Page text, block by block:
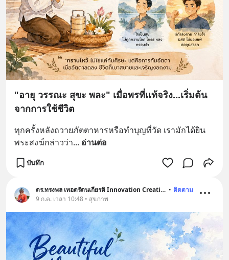
"อายุ วรรณะ สุขะ พละ" เมื่อพรที่แท้จริง...เริ่มต้น
จากการใช้ชีวิต
ทุกครั้งหลังถวายภัตตาหารหรือทำบุญที่วัด เรามักได้ยิน
พระสงฆ์กล่าวว่า... อ่านต่อ
บันทึก
ดร.ทรงพล เทอดรัตนเกียรติ Innovation Creative • ติดตาม
9 ก.ค. เวลา 10:48 • สุขภาพ